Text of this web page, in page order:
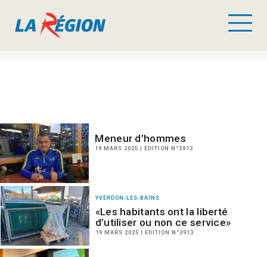
Meneur d’hommes
19 MARS 2025 | EDITION N°3913
YVERDON-LES-BAINS
«Les habitants ont la liberté
d’utiliser ou non ce service»
19 MARS 2025 | EDITION N°3913